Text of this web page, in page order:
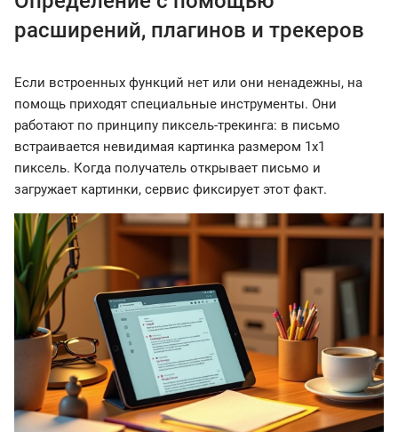
расширений, плагинов и трекеров
Если встроенных функций нет или они ненадежны, на
помощь приходят специальные инструменты. Они
работают по принципу пиксель-трекинга: в письмо
встраивается невидимая картинка размером 1x1
пиксель. Когда получатель открывает письмо и
загружает картинки, сервис фиксирует этот факт.